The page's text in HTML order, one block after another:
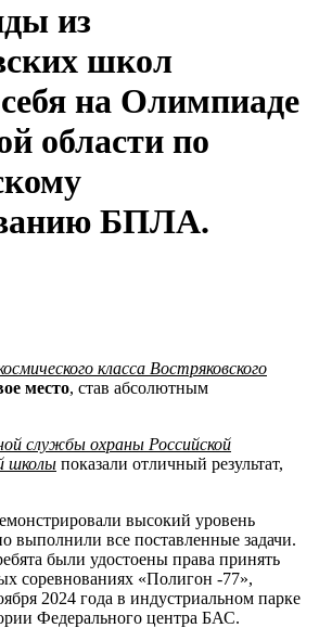
из
школ
на Олимпиаде
области по
БПЛА.
класса Востряковского
место, став абсолютным
службы охраны Российской
школы показали отличный результат,
высокий уровень
выполнили все поставленные задачи.
были удостоены права принять
соревнованиях «Полигон -77»,
2024 года в индустриальном парке
Федерального центра БАС.